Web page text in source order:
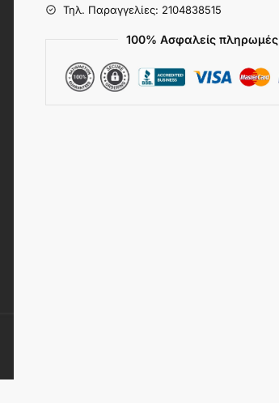
Τηλ. Παραγγελίες: 2104838515
100% Ασφαλείς πληρωμές